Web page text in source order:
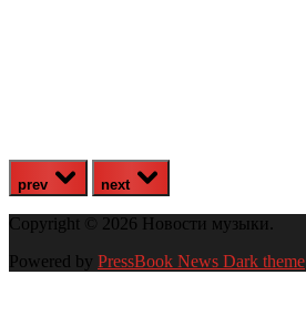
prev next
Copyright © 2026 Новости музыки.
Powered by PressBook News Dark theme